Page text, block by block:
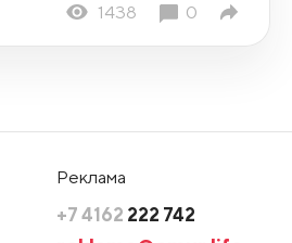
1438 0
Реклама
+7 4162 222 742